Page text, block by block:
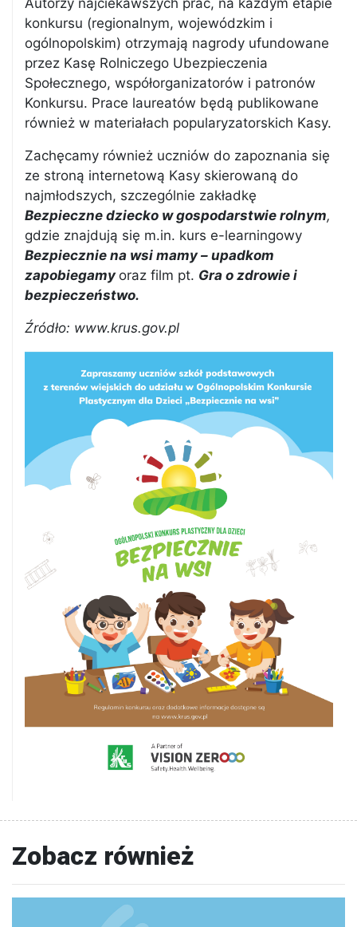
Autorzy najciekawszych prac, na każdym etapie
konkursu (regionalnym, wojewódzkim i
ogólnopolskim) otrzymają nagrody ufundowane
przez Kasę Rolniczego Ubezpieczenia
Społecznego, współorganizatorów i patronów
Konkursu. Prace laureatów będą publikowane
również w materiałach popularyzatorskich Kasy.
Zachęcamy również uczniów do zapoznania się
ze stroną internetową Kasy skierowaną do
najmłodszych, szczególnie zakładkę
Bezpieczne dziecko w gospodarstwie rolnym,
gdzie znajdują się m.in. kurs e-learningowy
Bezpiecznie na wsi mamy – upadkom
zapobiegamy oraz film pt. Gra o zdrowie i
bezpieczeństwo.
Źródło: www.krus.gov.pl
Zobacz również